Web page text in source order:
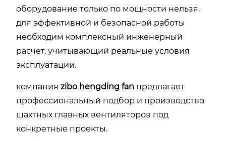
оборудование только по мощности нельзя.
для эффективной и безопасной работы
необходим комплексный инженерный
расчет, учитывающий реальные условия
эксплуатации.
компания zibo hengding fan предлагает
профессиональный подбор и производство
шахтных главных вентиляторов под
конкретные проекты.